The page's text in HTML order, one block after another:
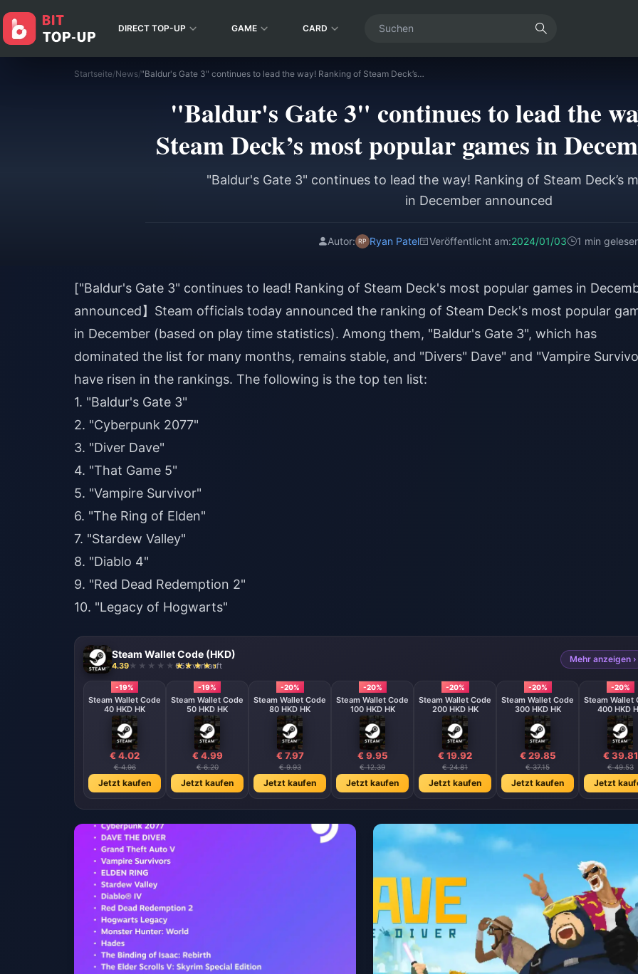
DIRECT TOP-UP GAME CARD
Startseite/News/ "Baldur's Gate 3" continues to lead the way! Ranking of Steam Deck’s most popular games in December announced
"Baldur's Gate 3" continues to lead the
Steam Deck’s most popular games in
"Baldur's Gate 3" continues to lead the way! Ranking of Steam Deck’s
in December announced
Autor: Ryan Patel Veröffentlicht am:2024/01/03 1 min
["Baldur's Gate 3" continues to lead! Ranking of Steam Deck's most popular games in
announced】Steam officials today announced the ranking of Steam Deck's most popular
in December (based on play time statistics). Among them, "Baldur's Gate 3", which has
dominated the list for many months, remains stable, and "Divers" Dave" and "Vampire
have risen in the rankings. The following is the top ten list:
1. "Baldur's Gate 3"
2. "Cyberpunk 2077"
3. "Diver Dave"
4. "That Game 5"
5. "Vampire Survivor"
6. "The Ring of Elden"
7. "Stardew Valley"
8. "Diablo 4"
9. "Red Dead Redemption 2"
10. "Legacy of Hogwarts"
Steam Wallet Code (HKD)
4.39 655 verkauft
Mehr anzeigen ›
-19%
Steam Wallet Code
40 HKD HK
€ 4.02
€ 4.96
Jetzt kaufen
-19%
Steam Wallet Code
50 HKD HK
€ 4.99
€ 6.20
Jetzt kaufen
-20%
Steam Wallet Code
80 HKD HK
€ 7.97
€ 9.93
Jetzt kaufen
-20%
Steam Wallet Code
100 HKD HK
€ 9.95
€ 12.39
Jetzt kaufen
-20%
Steam Wallet Code
200 HKD HK
€ 19.92
€ 24.81
Jetzt kaufen
-20%
Steam Wallet Code
300 HKD HK
€ 29.85
€ 37.15
Jetzt kaufen
-20%
Steam Wallet
400 HKD
€ 39.81
€ 49.53
Jetzt